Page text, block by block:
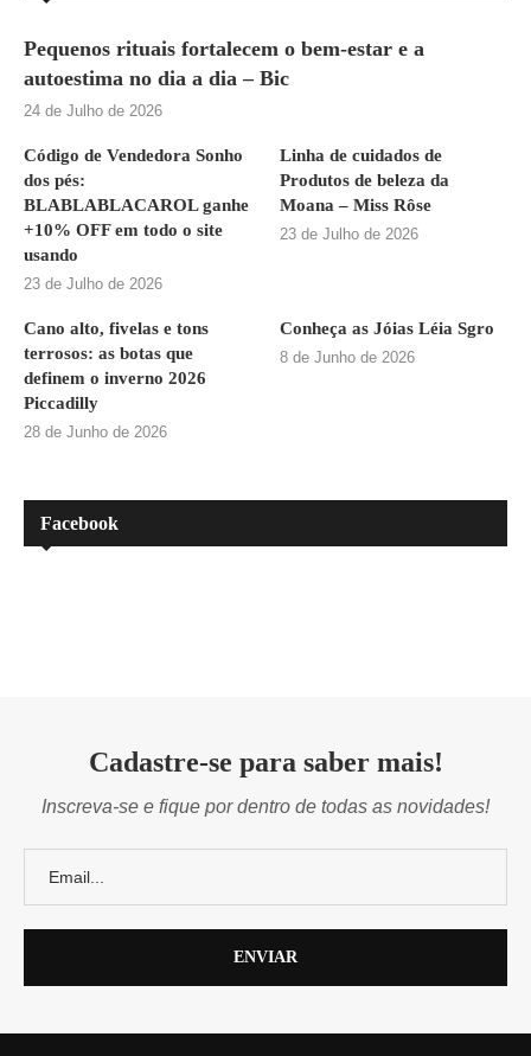
Pequenos rituais fortalecem o bem-estar e a
autoestima no dia a dia – Bic
24 de Julho de 2026
Código de Vendedora Sonho
dos pés:
BLABLABLACAROL ganhe
+10% OFF em todo o site
usando
23 de Julho de 2026
Linha de cuidados de
Produtos de beleza da
Moana – Miss Rôse
23 de Julho de 2026
Cano alto, fivelas e tons
terrosos: as botas que
definem o inverno 2026
Piccadilly
28 de Junho de 2026
Conheça as Jóias Léia Sgro
8 de Junho de 2026
Facebook
Cadastre-se para saber mais!
Inscreva-se e fique por dentro de todas as novidades!